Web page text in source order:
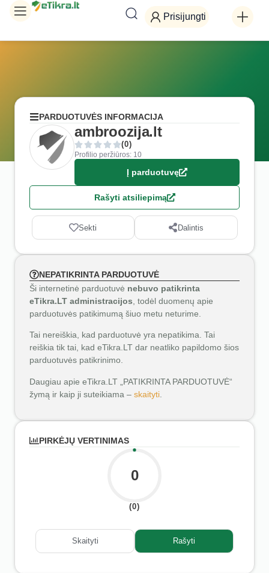
Prisijungti
PARDUOTUVĖS INFORMACIJA
ambroozija.lt
(0)
Profilio peržiūros: 10
Į parduotuvę
Rašyti atsiliepimą
Sekti Dalintis
NEPATIKRINTA PARDUOTUVĖ
Ši internetinė parduotuvė nebuvo patikrinta
eTikra.LT administracijos , todėl duomenų apie
parduotuvės patikimumą šiuo metu neturime.
Tai nereiškia, kad parduotuvė yra nepatikima. Tai
reiškia tik tai, kad eTikra.LT dar neatliko papildomo šios
parduotuvės patikrinimo.
Daugiau apie eTikra.LT „PATIKRINTA PARDUOTUVĖ“
žymą ir kaip ji suteikiama – skaityti
PIRKĖJŲ VERTINIMAS
0
(0)
Skaityti Rašyti